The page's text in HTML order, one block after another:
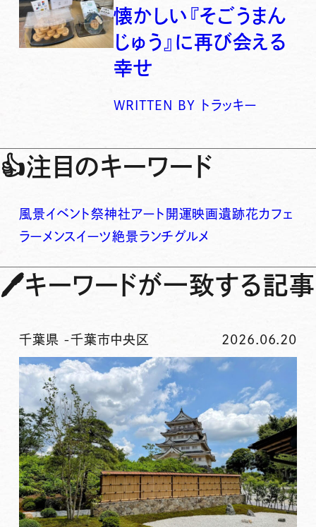
懐かしい『そごうまん
じゅう』に再び会える
幸せ
WRITTEN BY トラッキー
👍注目のキーワード
風景イベント祭神社アート 開運映画遺跡花カフェ
ラーメンスイーツ絶景ランチグルメ
🖊キーワードが一致する記事
千葉県 -千葉市中央区 2026.06.20